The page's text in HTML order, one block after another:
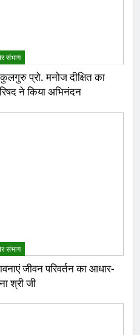
संभाग
कुलगुरु प्रो. मनोज दीक्षित का
ने किया अभिनंदन
संभाग
जीवन परिवर्तन का आधार-
श्री जी